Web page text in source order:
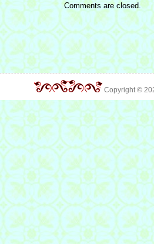
Comments are closed.
Copyright ©